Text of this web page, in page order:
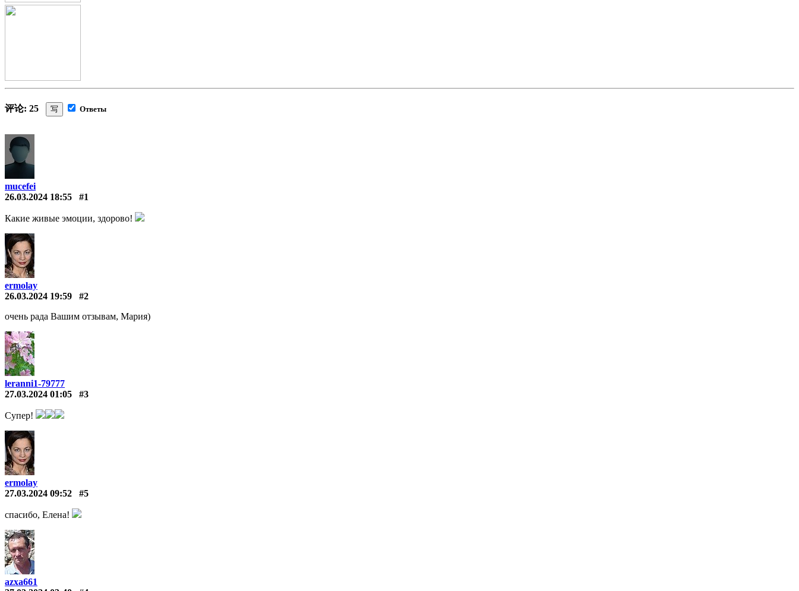
评论: 25 写 Ответы
mucefei
26.03.2024 18:55
#1
Какие живые эмоции, здорово!
ermolay
26.03.2024 19:59
#2
очень рада Вашим отзывам, Мария)
leranni1-79777
27.03.2024 01:05
#3
Супер!
ermolay
27.03.2024 09:52
#5
спасибо, Елена!
azxa661